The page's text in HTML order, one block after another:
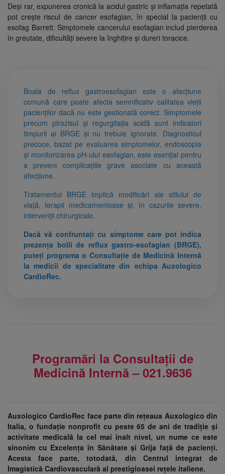
Deși rar, expunerea cronică la acidul gastric și inflamația repetată
pot crește riscul de cancer esofagian, în special la pacienții cu
esofag Barrett. Simptomele cancerului esofagian includ pierderea
în greutate, dificultăți severe la înghițire și dureri toracice.
Boala de reflux gastroesofagian este o afecțiune
comună care poate afecta semnificativ calitatea vieții
pacienților dacă nu este gestionată corect. Simptomele
precum pirozisul și regurgitația acidă sunt indicatori
timpurii ai BRGE și nu trebuie ignorate. Diagnosticul
precoce, bazat pe evaluarea simptomelor, endoscopia
și monitorizarea pH-ului esofagian, este esențial pentru
a preveni complicațiile grave asociate cu această
afecțiune.
Tratamentul BRGE implică modificări ale stilului de
viață, terapii medicamentoase și, în cazurile severe,
intervenții chirurgicale.
Dacă vă confruntați cu simptome care pot indica
prezența bolii de reflux gastro-esofagian (BRGE),
puteți programa o Consultație de Medicină Internă
la medicii de specialitate din echipa Auxologico
CardioRec.
Programări la Consultații de
Medicină Internă – 021.9636
Auxologico CardioRec face parte din rețeaua Auxologico din
Italia, o fundație nonprofit cu peste 65 de ani de tradiție și
activitate medicală la cel mai înalt nivel, un nume ce este
sinonim cu Excelența în Sănătate și Grija față de pacienți.
Acesta face parte, totodată, din Centrul integrat de
Imagistică Cardiovasculară al prestigioasei rețele italiene.